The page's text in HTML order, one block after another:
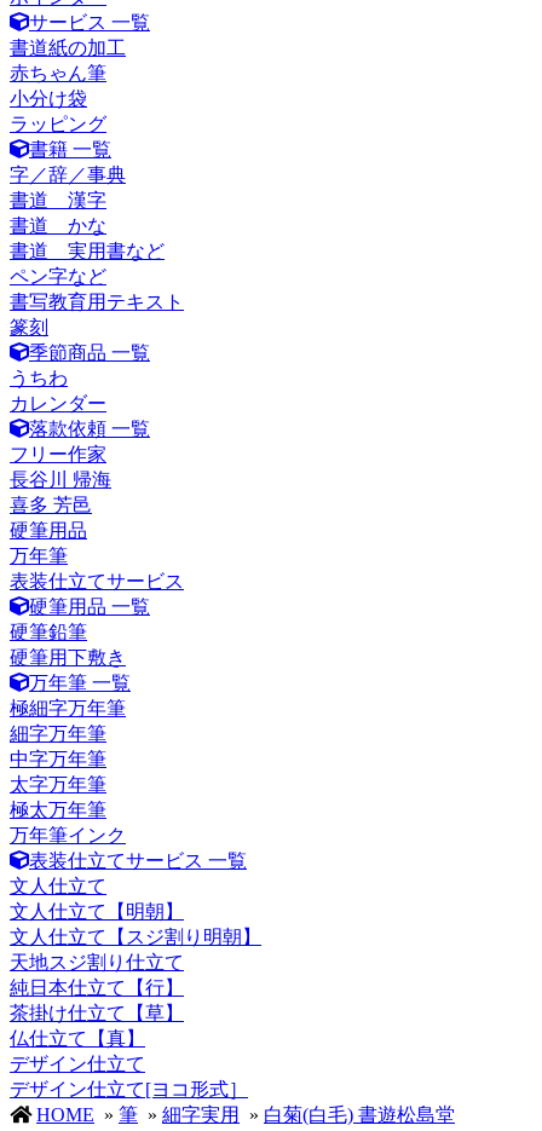
サービス 一覧
書道紙の加工
赤ちゃん筆
小分け袋
ラッピング
書籍 一覧
字／辞／事典
書道 漢字
書道 かな
書道 実用書など
ペン字など
書写教育用テキスト
篆刻
季節商品 一覧
うちわ
カレンダー
落款依頼 一覧
フリー作家
長谷川 帰海
喜多 芳邑
硬筆用品
万年筆
表装仕立てサービス
硬筆用品 一覧
硬筆鉛筆
硬筆用下敷き
万年筆 一覧
極細字万年筆
細字万年筆
中字万年筆
太字万年筆
極太万年筆
万年筆インク
表装仕立てサービス 一覧
文人仕立て
文人仕立て【明朝】
文人仕立て【スジ割り明朝】
天地スジ割り仕立て
純日本仕立て【行】
茶掛け仕立て【草】
仏仕立て【真】
デザイン仕立て
デザイン仕立て[ヨコ形式］
HOME » 筆 » 細字実用 » 白菊(白毛) 書遊松島堂